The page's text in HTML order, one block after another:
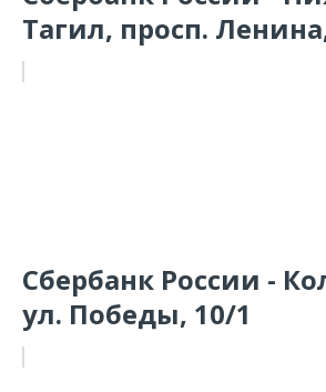
Тагил, просп.
Сбербанк России -
ул. Победы, 10/1